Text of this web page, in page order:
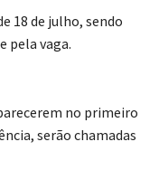
18 de julho, sendo
pela vaga.
no primeiro
serão chamadas